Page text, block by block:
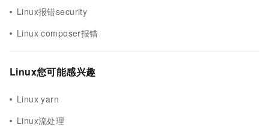
Linux报错security
Linux composer报错
Linux您可能感兴趣
Linux yarn
Linux流处理